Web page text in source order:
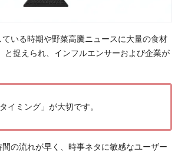
いる時期や野菜高騰ニュースに大量の食材
と捉えられ、インフルエンサーおよび企業が
イミング」が大切です。
の流れが早く、時事ネタに敏感なユーザー